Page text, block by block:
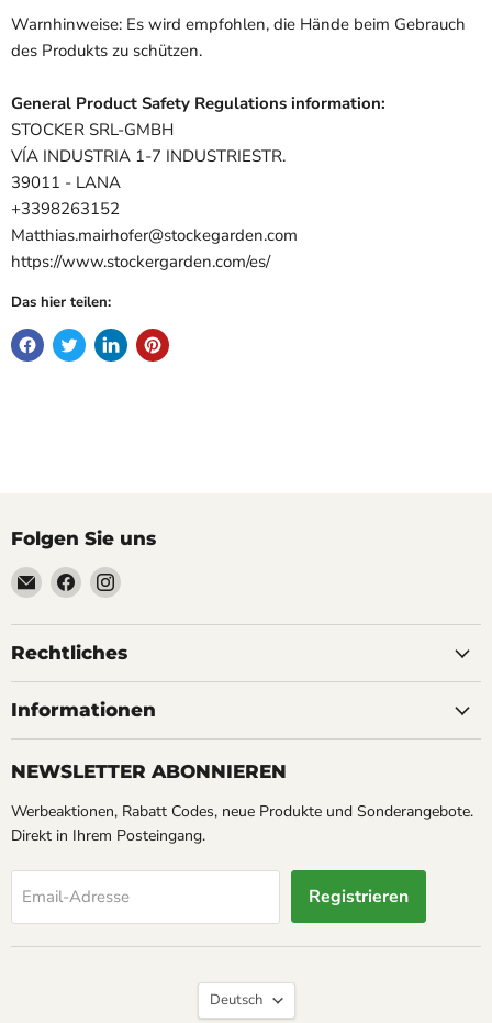
Warnhinweise: Es wird empfohlen, die Hände beim Gebrauch
des Produkts zu schützen.
General Product Safety Regulations information:
STOCKER SRL-GMBH
VÍA INDUSTRIA 1-7 INDUSTRIESTR.
39011 - LANA
+3398263152
Matthias.mairhofer@stockegarden.com
https://www.stockergarden.com/es/
Das hier teilen:
Folgen Sie uns
Email
Soyoucheck
Großvertrieb
&
Finden
Sie
uns
auf
Finden
uns
auf
Rechtliches
Informationen
NEWSLETTER ABONNIEREN
Werbeaktionen, Rabatt Codes, neue Produkte und Sonderangebote.
Direkt in Ihrem Posteingang.
Email-Adresse Registrieren
Sprache
Deutsch